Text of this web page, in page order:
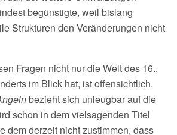
begünstigte, weil bislang
Strukturen den Veränderungen nicht
Fragen nicht nur die Welt des 16.,
im Blick hat, ist offensichtlich.
bezieht sich unleugbar auf die
schon in dem vielsagenden Titel
dem derzeit nicht zustimmen, dass